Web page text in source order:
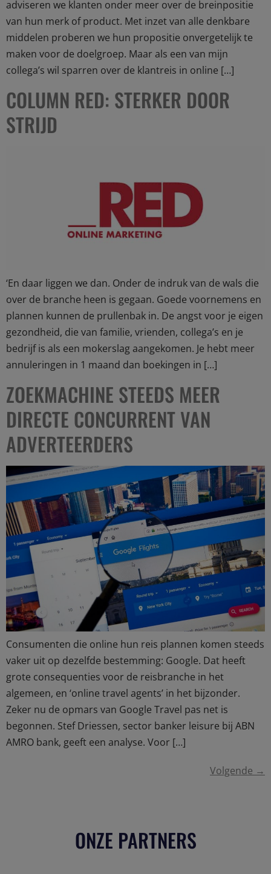
adviseren we klanten onder meer over de breinpositie
van hun merk of product. Met inzet van alle denkbare
middelen proberen we hun propositie onvergetelijk te
maken voor de doelgroep. Maar als een van mijn
collega’s wil sparren over de klantreis in online […]
COLUMN RED: STERKER DOOR
STRIJD
‘En daar liggen we dan. Onder de indruk van de wals die
over de branche heen is gegaan. Goede voornemens en
plannen kunnen de prullenbak in. De angst voor je eigen
gezondheid, die van familie, vrienden, collega’s en je
bedrijf is als een mokerslag aangekomen. Je hebt meer
annuleringen in 1 maand dan boekingen in […]
ZOEKMACHINE STEEDS MEER
DIRECTE CONCURRENT VAN
ADVERTEERDERS
Consumenten die online hun reis plannen komen steeds
vaker uit op dezelfde bestemming: Google. Dat heeft
grote consequenties voor de reisbranche in het
algemeen, en ‘online travel agents’ in het bijzonder.
Zeker nu de opmars van Google Travel pas net is
begonnen. Stef Driessen, sector banker leisure bij ABN
AMRO bank, geeft een analyse. Voor […]
Volgende →
ONZE PARTNERS